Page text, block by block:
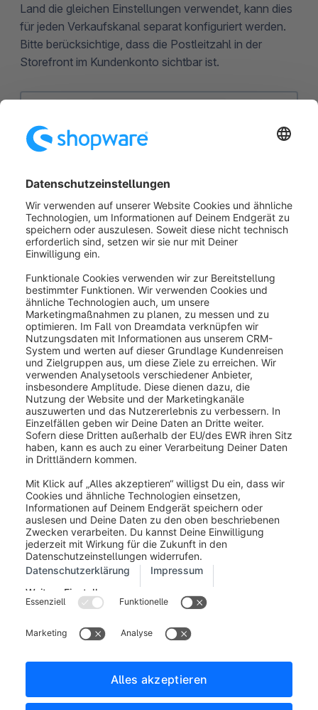
Land die gleichen Einstellungen verwendet, kann dies
für jeden Verkaufskanal separat konfiguriert werden.
Bitte berücksichtige, dass die Postleitzahl in der
Storefront im Kundenkonto sichtbar ist.
War dieser Artikel hilfreich?
Allgemeine Geschäftsbedingungen
Entwickler Newsletter
Shopware Webseite
Cookie-Einstellungen